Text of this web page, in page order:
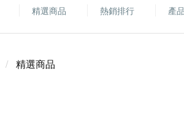
精選商品 熱銷排行 產
精選商品